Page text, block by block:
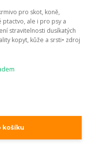
pro skot, koně,
ptactvo, ale i pro psy a
stravitelnosti dusíkatých
kopyt, kůže a srsti• zdroj
košíku